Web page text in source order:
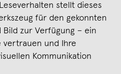
stellt dieses
für den gekonnten
Bild zur Verfügung – ein
vertrauen und Ihre
Kommunikation